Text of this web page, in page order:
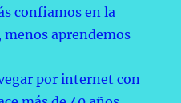
confiamos en la
aprendemos
por internet con